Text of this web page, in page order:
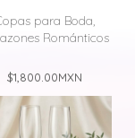
para Boda,
Románticos
$1,800.00MXN